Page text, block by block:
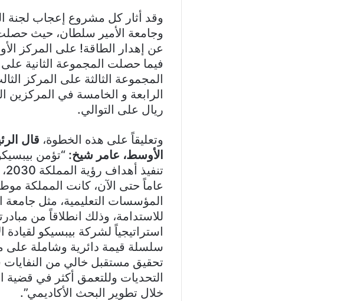
وقد أثار كل مشروع إعجاب لجنة
وجامعة الأمير سلطان، حيث
عن إهدار الطاقة! على المركز
فيما حصلت المجموعة الثانية على
المجموعة الثالثة على المركز
الرابعة و الخامسة في المركزين
ريال على التوالي.
وتعليقاً على هذه الخطوة، قال
الأوسط، عامر شيخ: “تؤمن
عاماً حتى الآن، كانت المملكة
المؤسسات التعليمية، مثل جامعة
استراتيجياً لشركة بيبسيكو
سلسلة قيمة دائرية وشاملة على
تحقيق مستقبل خالي من
التحديات وللتعمق أكثر في قضية
خلال تطوير البحث الأكاديمي”.